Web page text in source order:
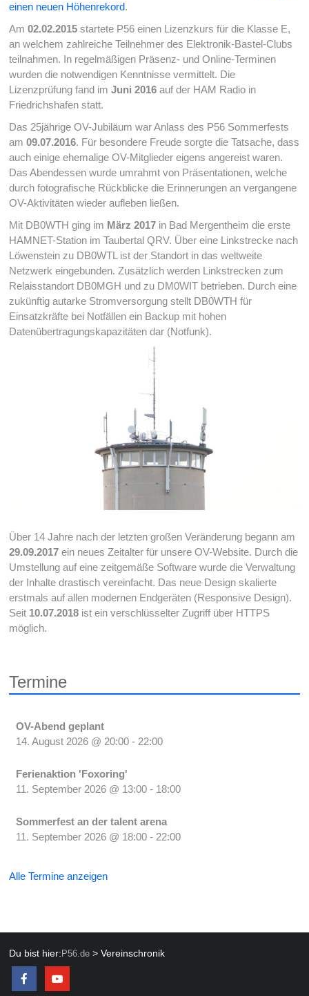
einen neuen Höhenrekord.
Am02.02.2015 startete P56 einen Lizenzkurs für die Klasse E,
an welchem zahlreiche Teilnehmer des Elektronik-Bastel-Clubs
teilnahmen. In regelmäßigen Präsenz- und Online-Terminen
wurden die notwendigen Kenntnisse vermittelt. Die
Lizenzprüfung fand imJuni 2016 auf der HAM Radio in
Friedrichshafen statt.
Das 25jährige OV-Jubiläum war Anlass des P56 Sommerfests
am09.07.2016. Für besondere Freude sorgte die Tatsache, dass
auch einige ehemalige OV-Mitglieder eigens angereist waren.
Das Abendessen wurde umrahmt von Präsentationen, welche
durch fotografische Rückblicke die Erinnerungen an vergangene
OV-Aktivitäten wieder aufleben ließen.
Mit DB0WTH ging im März 2017 in Bad Mergentheim die erste
HAMNET-Station im Taubertal QRV. Über eine Linkstrecke nach
Löwenstein zu DB0WTL ist der Standort in das weltweite
Netzwerk eingebunden. Zusätzlich werden Linkstrecken zum
Relaisstandort DB0MGH und zu DM0WIT betrieben. Durch eine
zukünftig autarke Stromversorgung stellt DB0WTH für
Einsatzkräfte bei Notfällen ein Backup mit hohen
Datenübertragungskapazitäten dar (Notfunk).
Über 14 Jahre nach der letzten großen Veränderung begann am
29.09.2017 ein neues Zeitalter für unsere OV-Website. Durch die
Umstellung auf eine zeitgemäße Software wurde die Verwaltung
der Inhalte drastisch vereinfacht. Das neue Design skalierte
erstmals auf allen modernen Endgeräten (Responsive Design).
Seit 10.07.2018 ist ein verschlüsselter Zugriff über HTTPS
möglich.
Termine
OV-Abend geplant
14. August 2026 @ 20:00 - 22:00
Ferienaktion 'Foxoring'
11. September 2026 @ 13:00 - 18:00
Sommerfest an der talent arena
11. September 2026 @ 18:00 - 22:00
Alle Termine anzeigen
Du bist hier:P56.de >Vereinschronik